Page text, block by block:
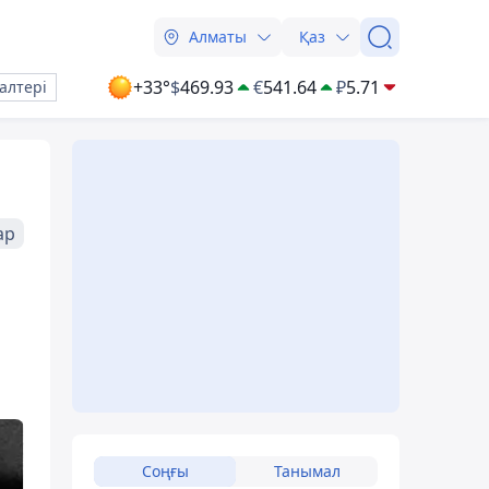
Алматы Қаз
+33°$469.93 €541.64 ₽5.71
Соңғы Танымал